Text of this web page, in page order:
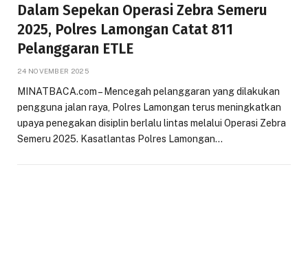
Dalam Sepekan Operasi Zebra Semeru
2025, Polres Lamongan Catat 811
Pelanggaran ETLE
24 NOVEMBER 2025
MINATBACA.com – Mencegah pelanggaran yang dilakukan
pengguna jalan raya, Polres Lamongan terus meningkatkan
upaya penegakan disiplin berlalu lintas melalui Operasi Zebra
Semeru 2025. Kasatlantas Polres Lamongan…